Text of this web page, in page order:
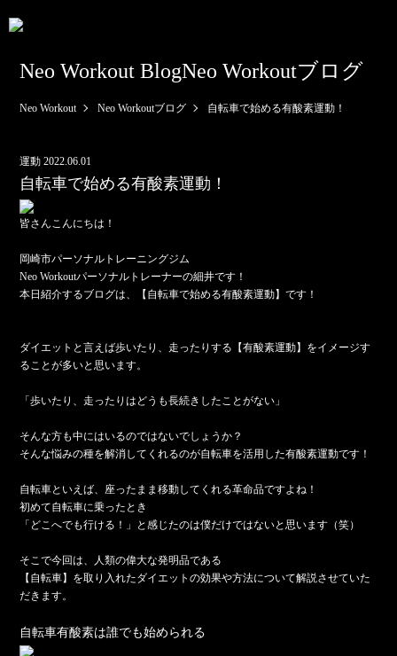
Neo Workout BlogNeo Workoutブログ
Neo Workout Neo Workoutブログ 自転車で始める有酸素運動！
運動2022.06.01
自転車で始める有酸素運動！
皆さんこんにちは！
岡崎市パーソナルトレーニングジム
Neo Workoutパーソナルトレーナーの細井です！
本日紹介するブログは、【自転車で始める有酸素運動】です！
ダイエットと言えば歩いたり、走ったりする【有酸素運動】をイメージす
ることが多いと思います。
「歩いたり、走ったりはどうも長続きしたことがない」
そんな方も中にはいるのではないでしょうか？
そんな悩みの種を解消してくれるのが自転車を活用した有酸素運動です！
自転車といえば、座ったまま移動してくれる革命品ですよね！
初めて自転車に乗ったとき
「どこへでも行ける！」と感じたのは僕だけではないと思います（笑）
そこで今回は、人類の偉大な発明品である
【自転車】を取り入れたダイエットの効果や方法について解説させていた
だきます。
自転車有酸素は誰でも始められる